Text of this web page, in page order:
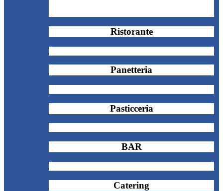
Ristorante
Panetteria
Pasticceria
BAR
Catering